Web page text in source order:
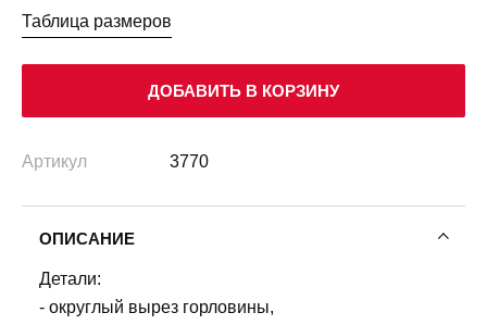
Таблица размеров
ДОБАВИТЬ В КОРЗИНУ
Артикул 3770
ОПИСАНИЕ
Детали:
- округлый вырез горловины,